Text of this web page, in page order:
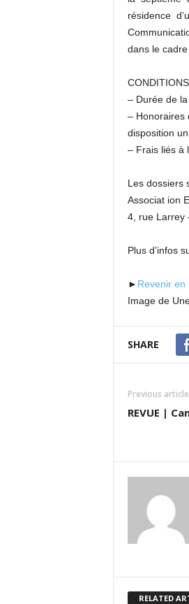
résidence
dans le
– Durée de
– Honoraires
disposition
– Frais liés à
Les dossiers
Associat ion
4, rue Larrey
Plus d’infos
► Revenir en
Image de
SHARE
Previous article
REVUE |
RELATED